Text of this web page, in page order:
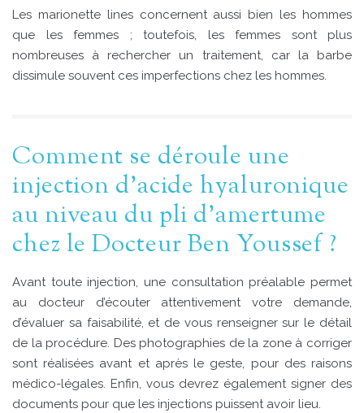
Les marionette lines concernent aussi bien les hommes
que les femmes ; toutefois, les femmes sont plus
nombreuses à rechercher un traitement, car la barbe
dissimule souvent ces imperfections chez les hommes.
Comment se déroule une
injection d’acide hyaluronique
au niveau du pli d’amertume
chez le Docteur Ben Youssef ?
Avant toute injection, une consultation préalable permet
au docteur d’écouter attentivement votre demande,
d’évaluer sa faisabilité, et de vous renseigner sur le détail
de la procédure. Des photographies de la zone à corriger
sont réalisées avant et après le geste, pour des raisons
médico-légales. Enfin, vous devrez également signer des
documents pour que les injections puissent avoir lieu.